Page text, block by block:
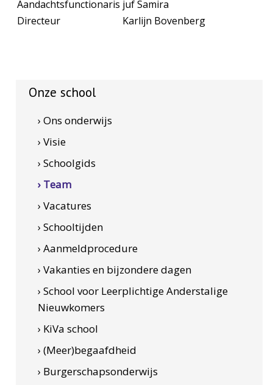
Aandachtsfunctionaris juf Samira
Directeur
Karlijn Bovenberg
Onze school
› Ons onderwijs
› Visie
› Schoolgids
› Team
› Vacatures
› Schooltijden
› Aanmeldprocedure
› Vakanties en bijzondere dagen
› School voor Leerplichtige Anderstalige
Nieuwkomers
› KiVa school
› (Meer)begaafdheid
› Burgerschapsonderwijs